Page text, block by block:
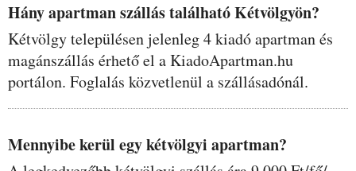
Hány apartman szállás található Kétvölgyön?
Kétvölgy településen jelenleg 4 kiadó apartman és
magánszállás érhető el a KiadoApartman.hu
portálon. Foglalás közvetlenül a szállásadónál.
Mennyibe kerül egy kétvölgyi apartman?